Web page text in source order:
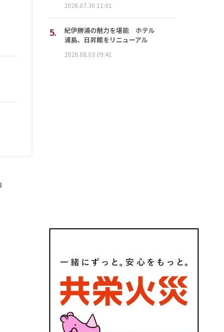
2026.07.30 11:01
5.
紀伊勝浦の魅力を堪能 ホテル
浦島、日昇館をリニューアル
2026.08.03 09:41